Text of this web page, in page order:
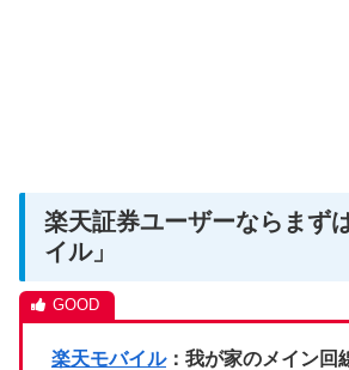
楽天証券ユーザーならまず
イル」
楽天モバイル：我が家のメイン回